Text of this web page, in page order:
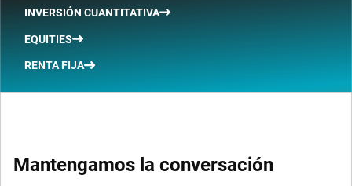
INVERSIÓN CUANTITATIVA
EQUITIES
RENTA FIJA
Mantengamos la conversación